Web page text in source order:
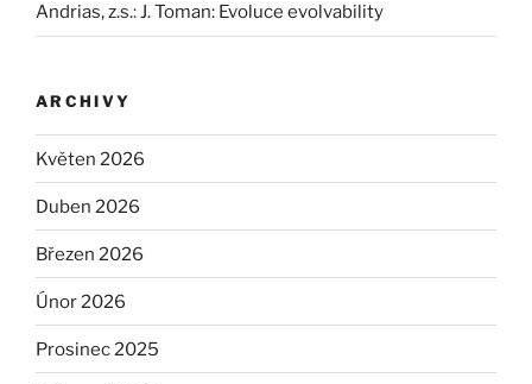
Andrias, z.s.:J. Toman: Evoluce evolvability
ARCHIVY
Květen 2026
Duben 2026
Březen 2026
Únor 2026
Prosinec 2025